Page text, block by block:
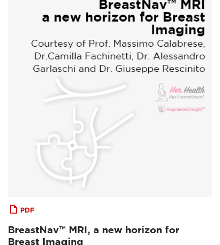
PDF
BreastNav™ MRI, a new horizon for
Breast Imaging